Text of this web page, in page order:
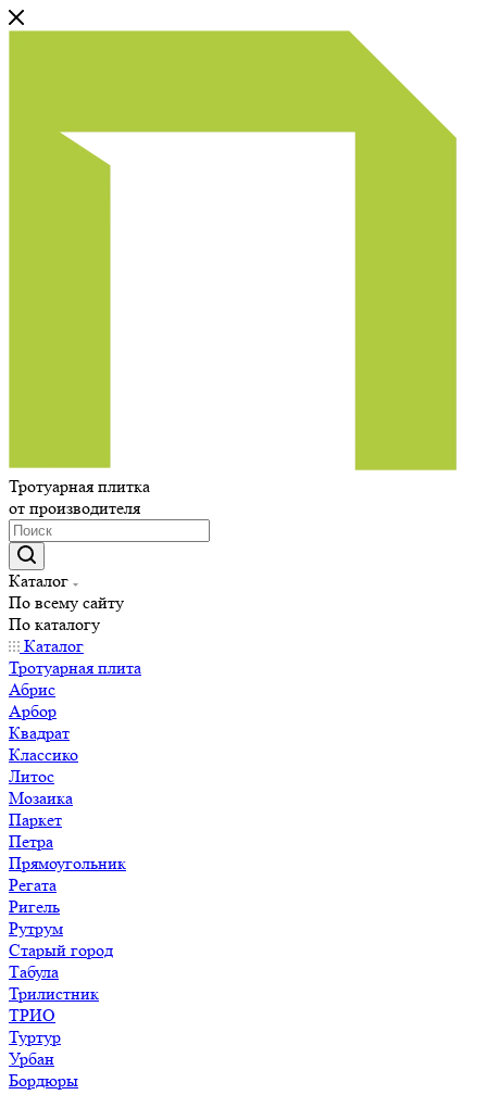
Тротуарная плитка
от производителя
Каталог
По всему сайту
По каталогу
Каталог
Тротуарная плита
Абрис
Арбор
Квадрат
Классико
Литос
Мозаика
Паркет
Петра
Прямоугольник
Регата
Ригель
Рутрум
Старый город
Табула
Трилистник
ТРИО
Туртур
Урбан
Бордюры